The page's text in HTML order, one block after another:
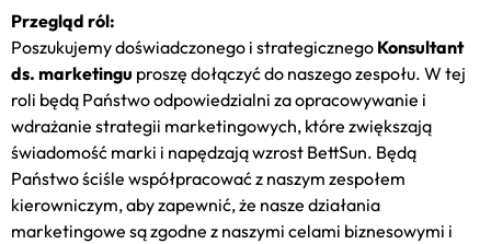
Przegląd ról:
Poszukujemy doświadczonego i strategicznego Konsultant
ds. marketingu proszę dołączyć do naszego zespołu. W tej
roli będą Państwo odpowiedzialni za opracowywanie i
wdrażanie strategii marketingowych, które zwiększają
świadomość marki i napędzają wzrost BettSun. Będą
Państwo ściśle współpracować z naszym zespołem
kierowniczym, aby zapewnić, że nasze działania
marketingowe są zgodne z naszymi celami biznesowymi i